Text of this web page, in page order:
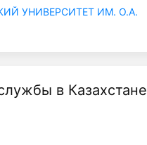
УНИВЕРСИТЕТ ИМ. О.А.
в Казахстане